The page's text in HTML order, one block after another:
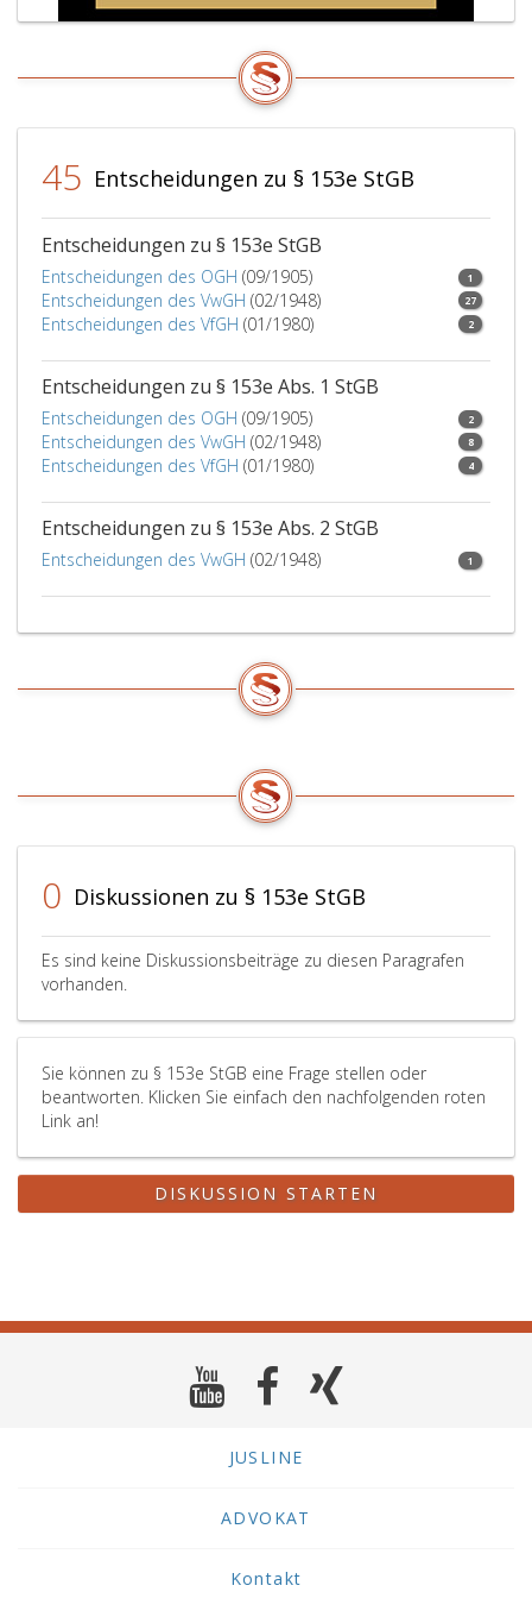
45 Entscheidungen zu § 153e StGB
Entscheidungen zu § 153e StGB
Entscheidungen des OGH (09/1905) 1
Entscheidungen des VwGH (02/1948) 27
Entscheidungen des VfGH (01/1980) 2
Entscheidungen zu § 153e Abs. 1 StGB
Entscheidungen des OGH (09/1905) 2
Entscheidungen des VwGH (02/1948) 8
Entscheidungen des VfGH (01/1980) 4
Entscheidungen zu § 153e Abs. 2 StGB
Entscheidungen des VwGH (02/1948) 1
0 Diskussionen zu § 153e StGB
Es sind keine Diskussionsbeiträge zu diesen Paragrafen
vorhanden.
Sie können zu § 153e StGB eine Frage stellen oder
beantworten. Klicken Sie einfach den nachfolgenden roten
Link an!
DISKUSSION STARTEN
JUSLINE
ADVOKAT
Kontakt